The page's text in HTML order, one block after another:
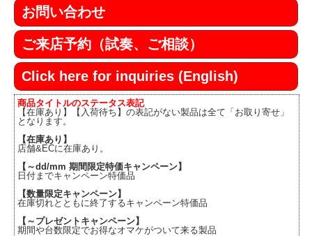
お問い合わせ
ご来店予約（試奏、ご相談）
Click here for inquiries (English)
商品タイトルのステータス表記
【在庫あり】【入荷待ち】の表記がない製品は全て「お取り寄せ」
となります。
【在庫あり】
店舗&ECに在庫あり。
【～dd/mm 期間限定特価キャンペーン】
日付までキャンペーン特価品
【数量限定キャンペーン】
在庫切れとともに終了するキャンペーン特価品
【～プレゼントキャンペーン】
期間や台数限定でお得なオマケがついて来る製品